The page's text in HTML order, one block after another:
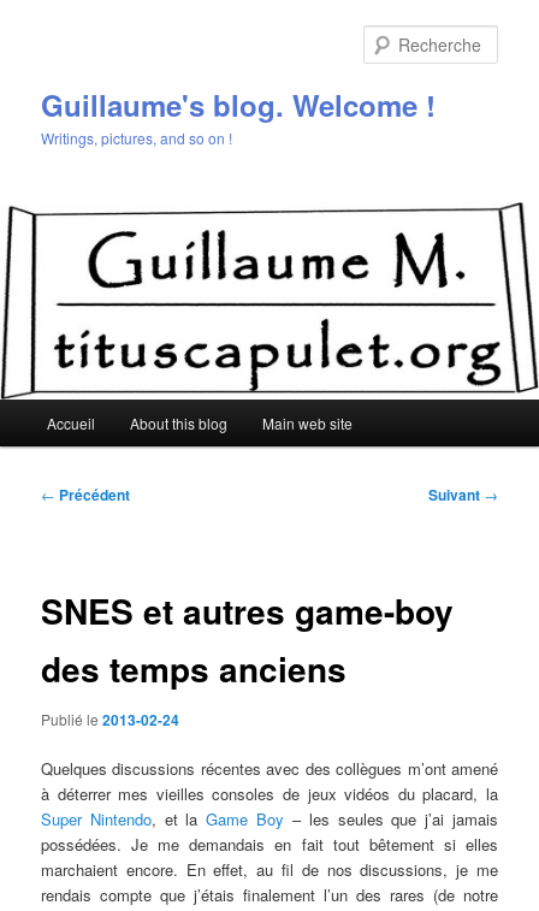
Guillaume's blog. Welcome !
Writings, pictures, and so on !
principal
Accueil About this blog Main web site
Navigation
← Précédent Suivant →
SNES et autres game-boy
des temps anciens
Publié le2013-02-24
Quelques discussions récentes avec des collègues m’ont amené
à déterrer mes vieilles consoles de jeux vidéos du placard, la
Super Nintendo, et laGame Boy – les seules que j’ai jamais
possédées. Je me demandais en fait tout bêtement si elles
marchaient encore. En effet, au fil de nos discussions, je me
rendais compte que j’étais finalement l’un des rares (de notre